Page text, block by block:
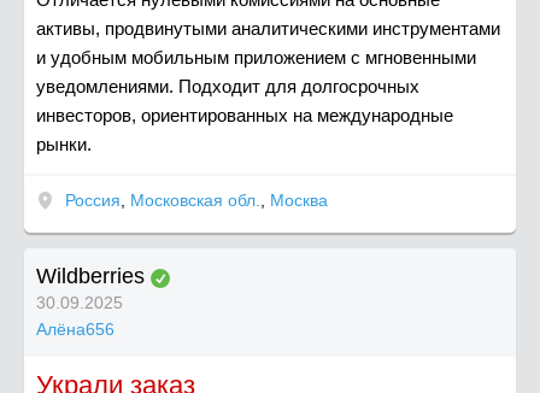
активы, продвинутыми аналитическими инструментами
и удобным мобильным приложением с мгновенными
уведомлениями. Подходит для долгосрочных
инвесторов, ориентированных на международные
рынки.
Россия Московская обл. Москва
Wildberries
30.09.2025
Алёна656
Украли заказ